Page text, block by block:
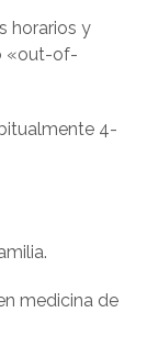
horarios y
«out-of-
4-
medicina de